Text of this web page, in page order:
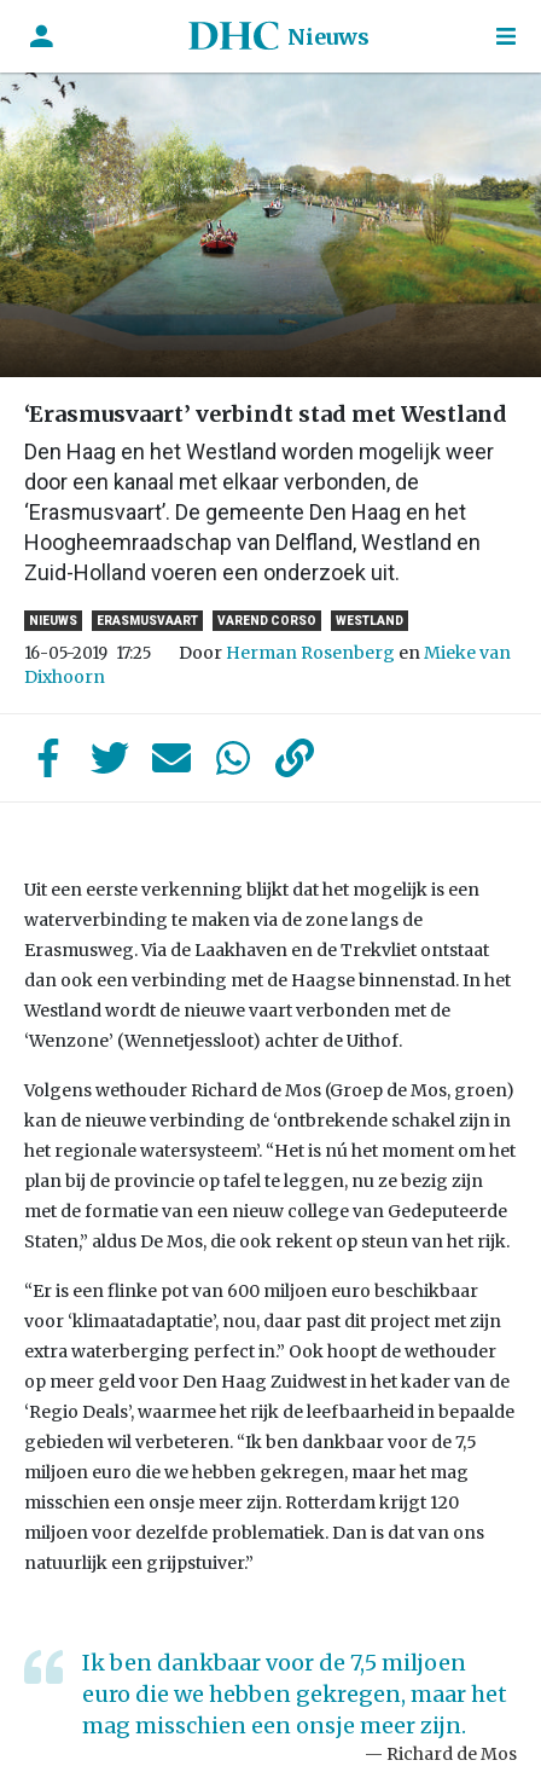
Nieuws
‘Erasmusvaart’ verbindt stad met Westland
Den Haag en het Westland worden mogelijk weer
door een kanaal met elkaar verbonden, de
‘Erasmusvaart’. De gemeente Den Haag en het
Hoogheemraadschap van Delfland, Westland en
Zuid-Holland voeren een onderzoek uit.
NIEUWS ERASMUSVAART VAREND CORSO WESTLAND
16-05-2019 17:25 Door Herman Rosenberg enMieke van
Dixhoorn
Uit een eerste verkenning blijkt dat het mogelijk is een
waterverbinding te maken via de zone langs de
Erasmusweg. Via de Laakhaven en de Trekvliet ontstaat
dan ook een verbinding met de Haagse binnenstad. In het
Westland wordt de nieuwe vaart verbonden met de
‘Wenzone’ (Wennetjessloot) achter de Uithof.
Volgens wethouder Richard de Mos (Groep de Mos, groen)
kan de nieuwe verbinding de ‘ontbrekende schakel zijn in
het regionale watersysteem’. “Het is nú het moment om het
plan bij de provincie op tafel te leggen, nu ze bezig zijn
met de formatie van een nieuw college van Gedeputeerde
Staten,” aldus De Mos, die ook rekent op steun van het rijk.
“Er is een flinke pot van 600 miljoen euro beschikbaar
voor ‘klimaatadaptatie’, nou, daar past dit project met zijn
extra waterberging perfect in.” Ook hoopt de wethouder
op meer geld voor Den Haag Zuidwest in het kader van de
‘Regio Deals’, waarmee het rijk de leefbaarheid in bepaalde
gebieden wil verbeteren. “Ik ben dankbaar voor de 7,5
miljoen euro die we hebben gekregen, maar het mag
misschien een onsje meer zijn. Rotterdam krijgt 120
miljoen voor dezelfde problematiek. Dan is dat van ons
natuurlijk een grijpstuiver.”
Ik ben dankbaar voor de 7,5 miljoen
euro die we hebben gekregen, maar het
mag misschien een onsje meer zijn.
Richard de Mos